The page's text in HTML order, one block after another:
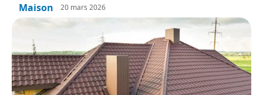
Maison 20 mars 2026